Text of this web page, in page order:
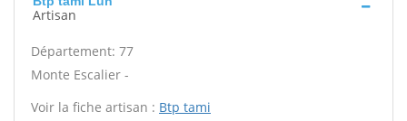
Artisan
Département: 77
Monte Escalier -
Voir la fiche artisan : Btp tami